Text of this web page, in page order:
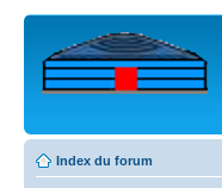
Index du forum